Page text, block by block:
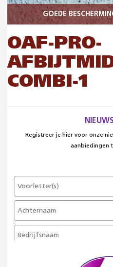
GOEDE
OAF-PRO-
COMBI-1
Registreer je hier voor onze
aanbiedingen